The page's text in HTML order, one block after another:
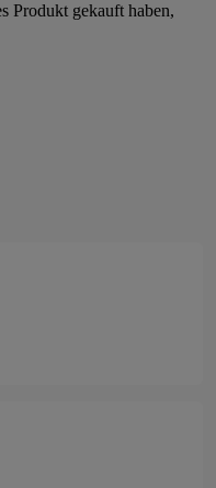
Produkt gekauft haben,